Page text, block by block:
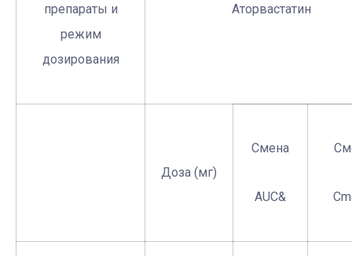
препараты и
режим
дозирования
Аторвастатин
Доза (мг)
Смена
AUC&